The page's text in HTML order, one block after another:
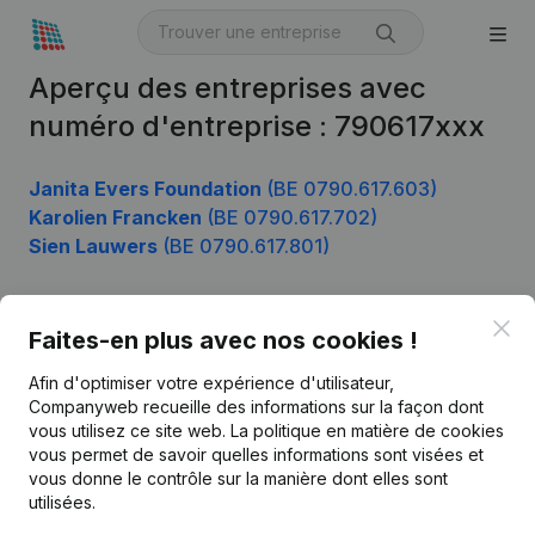
Aperçu des entreprises avec
numéro d'entreprise : 790617xxx
Janita Evers Foundation (BE 0790.617.603)
Karolien Francken (BE 0790.617.702)
Sien Lauwers (BE 0790.617.801)
Faites-en plus avec nos cookies !
Afin d'optimiser votre expérience d'utilisateur,
Companyweb recueille des informations sur la façon dont
vous utilisez ce site web. La politique en matière de cookies
vous permet de savoir quelles informations sont visées et
vous donne le contrôle sur la manière dont elles sont
utilisées.
Français
Kantorenpark Everest
Produit
Informations d’entreprise
Monitoring
Recherche internationale